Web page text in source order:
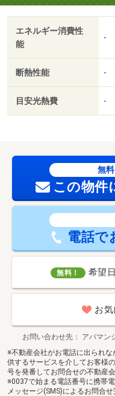
エネルギー消費性
能
-
断熱性能 -
目安光熱費 -
無
この物件
電話で
無料！ 希望
お
お問い合わせ先
アパマ
※不動産会社がお電話に出られな
供するサービスを介してお客様
号を発番してお問合せの不動産
※0037で始まる電話番号に携帯
メッセージ(SMS)によるお問合